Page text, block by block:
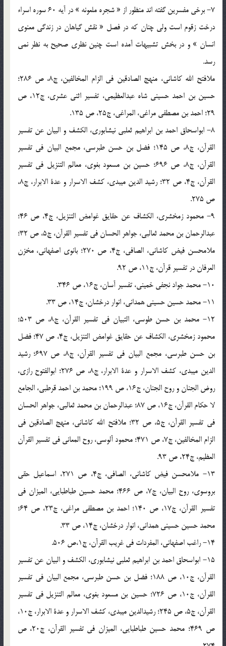
7- برخی مفسرین گفته اند منظور از « شجره ملعونه » در آیه 60 سوره اسراء
درخت زقوم است ولی چنان که در فصل « نقش گیاهان در زندگی معنوی
انسان » و در بخش تشبیهات آمده است چنین نظری صحیح به نظر نمی
رسد.
ملافتح الله کاشانی، منهج الصادقین فی الزام المخالفین، ج8، ص 286؛
حسین بن احمد حسینی شاه عبدالعظیمی، تفسیر اثنی عشری، ج12، ص
29؛ احمد بن مصطفی مراغی، المراغی، ج25، ص 135.
8- ابواسحاق احمد بن ابراهیم ثعلبی نیشابوری، الکشف و البیان عن تفسیر
القرآن، ج8، ص 145؛ فضل بن حسن طبرسی، مجمع البیان فی تفسیر
القرآن، ج8، ص 696؛ حسین بن مسعود بغوی، معالم التنزیل فی تفسیر
القرآن، ج4، ص 32؛ رشید الدین میبدی، کشف الاسرار و عدة الابرار، ج8،
ص 275.
9- محمود زمخشری، الکشاف عن حقایق غوامض التنزیل، ج4، ص 46؛
عبدالرحمان بن محمد ثعالبی، جواهر الحسان فی تفسیر القرآن، ج5، ص 32؛
ملامحسن فیض کاشانی، الصافی، ج4، ص 270؛ بانوی اصفهانی، مخزن
العرفان در تفسیر قرآن، ج11، ص 92.
10- محمد جواد نجفی خمینی، تفسیر آسان، ج16، ص 346.
11- محمد حسین حسینی همدانی، انوار درخشان، ج14، ص 33.
12- محمد بن حسن طوسی، التبیان فی تفسیر القرآن، ج8، ص 503؛
محمود زمخشری، الکشاف عن حقایق غوامض التنزیل، ج4، ص 47؛ فضل
بن حسن طبرسی، مجمع البیان فی تفسیر القرآن، ج8، ص 697؛ رشید
الدین میبدی، کشف الاسرار و عدة الابرار، ج8، ص 276؛ ابوالفتوح رازی،
روض الجنان و روح الجنان، ج16، ص 199؛ محمد بن احمد قرطبی، الجامع
لا حکام القرآن، ج16، ص 87؛ عبدالرحمان بن محمد ثعالبی، جواهر الحسان
فی تفسیر القرآن، ج5، ص 32؛ ملافتح الله کاشانی، منهج الصادقین فی
الزام المخالفین، ج7، ص 471؛ محمود آلوسی، روح المعانی فی تفسیر القرآن
العظیم، ج24، ص 93.
13- ملامحسن فیض کاشانی، الصافی، ج4، ص 271، اسماعیل حقی
بروسوی، روح البیان، ج7، ص 466؛ محمد حسین طباطبایی، المیزان فی
تفسیر القرآن، ج17، ص 140؛ احمد بن مصطفی مراغی، ج23، ص 64؛
محمد حسین حسینی همدانی، انوار درخشان، ج14، ص 33.
14- راغب اصفهانی، المفردات فی غریب القرآن، ج1،ص 506.
15- ابواسحاق احمد بن ابراهیم ثعلبی نیشابوری، الکشف و البیان عن تفسیر
القرآن، ج10، ص 188؛ فضل بن حسن طبرسی، مجمع البیان فی تفسیر
القرآن، ج10، ص 726؛ حسین بن مسعود بغوی، معالم التنزیل فی تفسیر
القرآن، ج5، ص 245؛ رشیدالدین میبدی، کشف الاسرار و عدة الابرار، ج10،
ص 469؛ محمد حسین طباطبایی، المیزان فی تفسیر القرآن، ج20، ص